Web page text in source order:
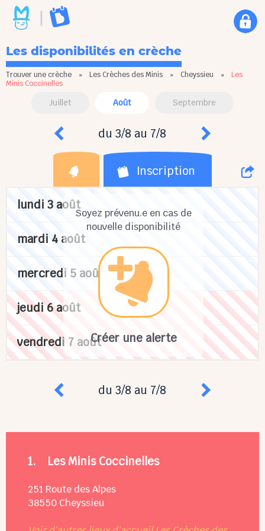
Les disponibilités en crèche
Trouver une crèche » Les Crèches des Minis » Cheyssieu » Les
Minis Coccinelles
Juillet Août Septembre
du 3/8 au 7/8
Inscription
Soyez prévenu.e en cas de
nouvelle disponibilité
Créer une alerte
lundi 3 août
mardi 4 août
mercredi 5 août
jeudi 6 août
vendredi 7 août
du 3/8 au 7/8
1. Les Minis Coccinelles
251 Route des Alpes
38550 Cheyssieu